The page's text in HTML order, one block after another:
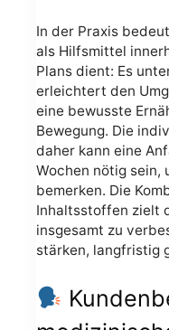
In der Praxis
als Hilfsmittel
Plans dient: Es
erleichtert den
eine bewusste
Bewegung. Die
daher kann eine
Wochen nötig sein,
bemerken. Die
Inhaltsstoffen zielt
insgesamt zu
stärken, langfristig